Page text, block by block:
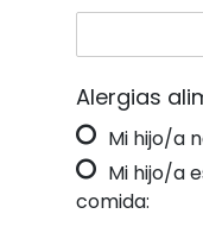
Alergias
Mi hijo/a
Mi hijo/a
comida: